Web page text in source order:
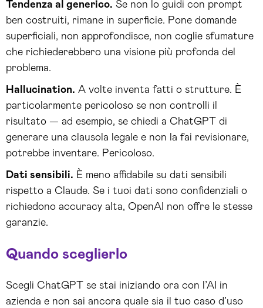
Tendenza al generico. Se non lo guidi con prompt
ben costruiti, rimane in superficie. Pone domande
superficiali, non approfondisce, non coglie sfumature
che richiederebbero una visione più profonda del
problema.
Hallucination. A volte inventa fatti o strutture. È
particolarmente pericoloso se non controlli il
risultato — ad esempio, se chiedi a ChatGPT di
generare una clausola legale e non la fai revisionare,
potrebbe inventare. Pericoloso.
Dati sensibili. È meno affidabile su dati sensibili
rispetto a Claude. Se i tuoi dati sono confidenziali o
richiedono accuracy alta, OpenAI non offre le stesse
garanzie.
Quando sceglierlo
Scegli ChatGPT se stai iniziando ora con l’AI in
azienda e non sai ancora quale sia il tuo caso d’uso